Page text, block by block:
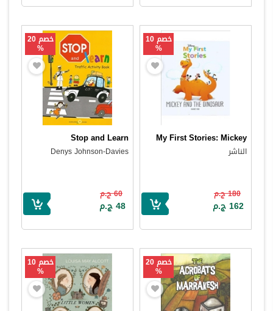
خصم 10
%
My First Stories: Mickey
الناشر
180 ج.م
162 ج.م
خصم 20
%
Stop and Learn
Denys Johnson-Davies
60 ج.م
48 ج.م
خصم 20
%
خصم 10
%